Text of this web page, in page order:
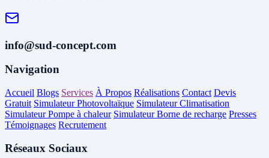
info@sud-concept.com
Navigation
Accueil Blogs Services À Propos Réalisations Contact Devis
Gratuit Simulateur Photovoltaïque Simulateur Climatisation
Simulateur Pompe à chaleur Simulateur Borne de recharge Presses
Témoignages Recrutement
Réseaux Sociaux